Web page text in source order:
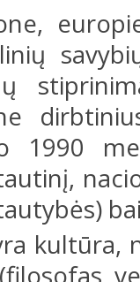
1990
kultūra,